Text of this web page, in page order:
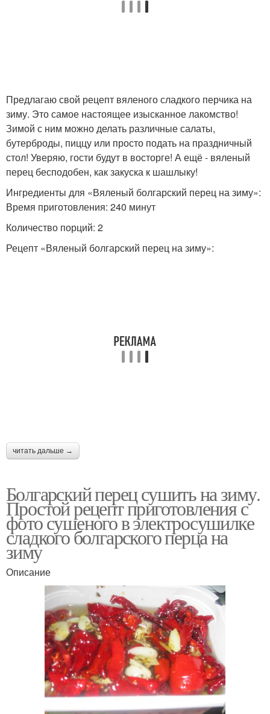
Условия из свежего
Вяленые перцы
Фаршированный перец Острый перец
Предлагаю свой рецепт вяленого сладкого перчика на
зиму. Это самое настоящее изысканное лакомство!
Зимой с ним можно делать различные салаты,
бутерброды, пиццу или просто подать на праздничный
стол! Уверяю, гости будут в восторге! А ещё - вяленый
перец бесподобен, как закуска к шашлыку!
Ингредиенты для «Вяленый болгарский перец на зиму»:
Время приготовления: 240 минут
Количество порций: 2
Рецепт «Вяленый болгарский перец на зиму»:
читать дальше →
Болгарский перец сушить на зиму.
Простой рецепт приготовления с
фото сушеного в электросушилке
сладкого болгарского перца на
зиму
Описание